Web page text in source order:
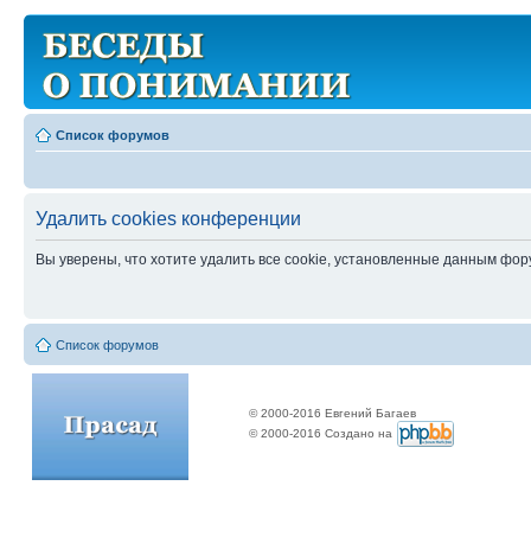
Список форумов
Удалить cookies конференции
Вы уверены, что хотите удалить все cookie, установленные данным
Список форумов
© 2000-2016 Евгений Багаев
© 2000-2016 Создано на